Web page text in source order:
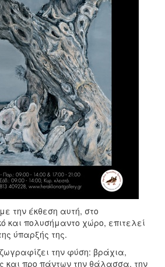
την έκθεση αυτή, στο
και πολυσήμαντο χώρο, επιτελεί
ύπαρξής της.
την φύση: βράχια,
και προ πάντων την θάλασσα, την